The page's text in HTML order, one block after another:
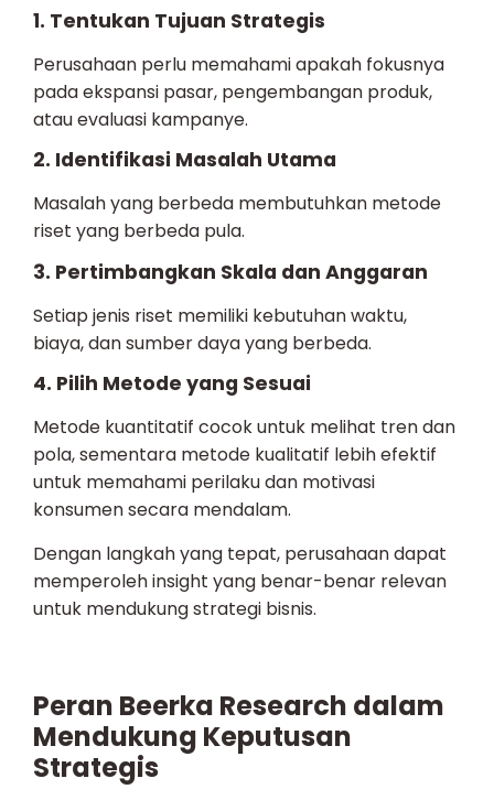
1. Tentukan Tujuan Strategis
Perusahaan perlu memahami apakah fokusnya
pada ekspansi pasar, pengembangan produk,
atau evaluasi kampanye.
2. Identifikasi Masalah Utama
Masalah yang berbeda membutuhkan metode
riset yang berbeda pula.
3. Pertimbangkan Skala dan Anggaran
Setiap jenis riset memiliki kebutuhan waktu,
biaya, dan sumber daya yang berbeda.
4. Pilih Metode yang Sesuai
Metode kuantitatif cocok untuk melihat tren dan
pola, sementara metode kualitatif lebih efektif
untuk memahami perilaku dan motivasi
konsumen secara mendalam.
Dengan langkah yang tepat, perusahaan dapat
memperoleh insight yang benar-benar relevan
untuk mendukung strategi bisnis.
Peran Beerka Research dalam
Mendukung Keputusan
Strategis